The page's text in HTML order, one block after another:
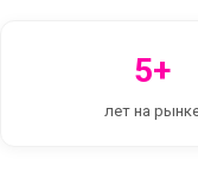
5+
лет на